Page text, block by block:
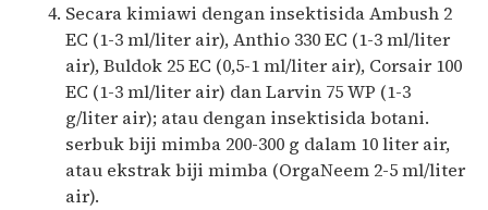
Secara kimiawi dengan insektisida Ambush 2
EC (1-3 ml/liter air), Anthio 330 EC (1-3 ml/liter
air), Buldok 25 EC (0,5-1 ml/liter air), Corsair 100
EC (1-3 ml/liter air) dan Larvin 75 WP (1-3
g/liter air); atau dengan insektisida botani.
serbuk biji mimba 200-300 g dalam 10 liter air,
atau ekstrak biji mimba (OrgaNeem 2-5 ml/liter
air).